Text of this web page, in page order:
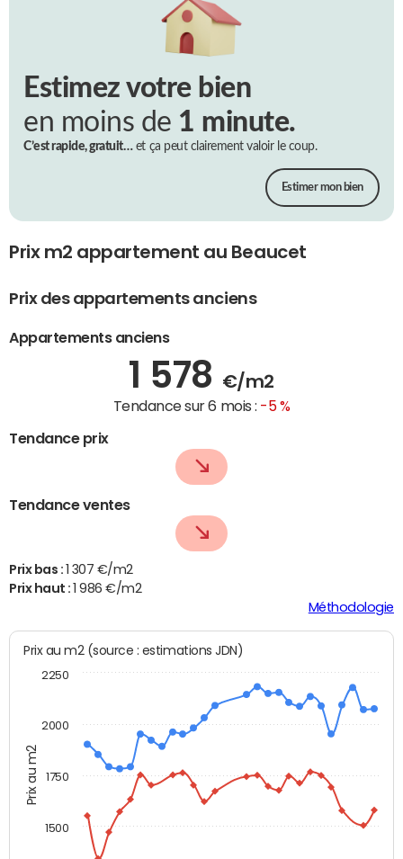
Estimez votre bien
en moins de 1 minute.
C’est rapide, gratuit…et ça peut clairement valoir le coup.
Estimer mon bien
Prix m2 appartement au Beaucet
Prix des appartements anciens
Appartements anciens
1 578 €/m2
Tendance sur 6 mois : -5 %
Tendance prix
Tendance ventes
Prix bas : 1 307 €/m2
Prix haut :1 986 €/m2
Méthodologie
Prix au m2
Prix au m2 (source : estimations JDN)
1500
1750
2000
2250